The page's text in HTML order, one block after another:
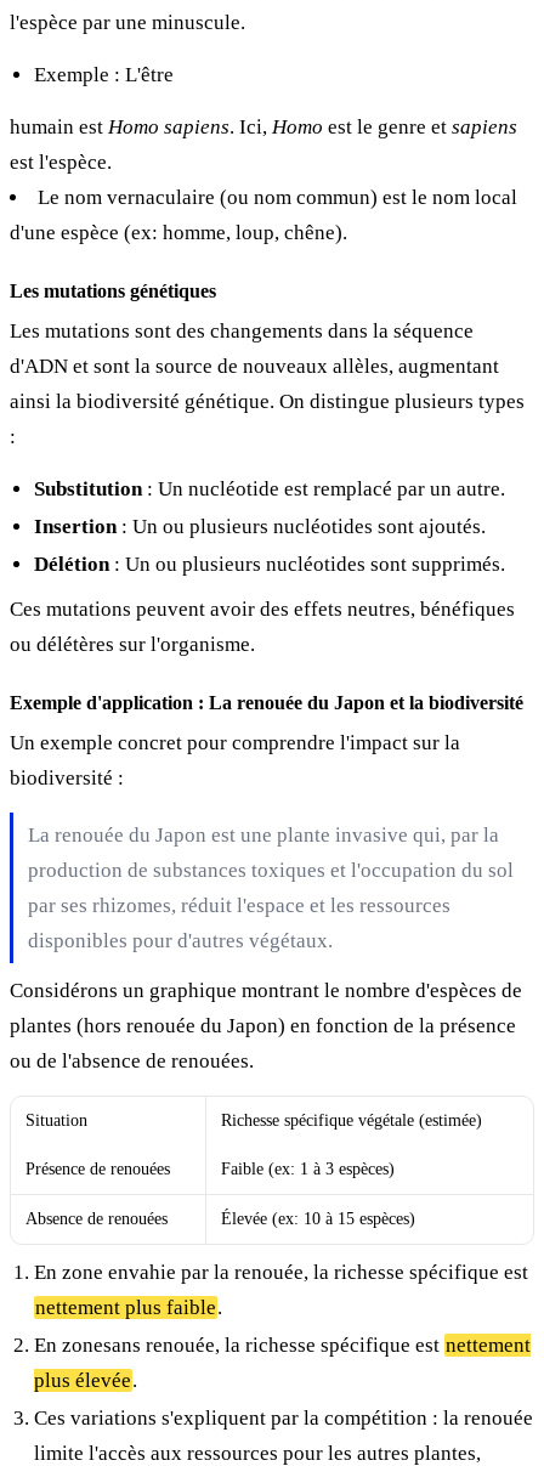
l'espèce par une minuscule.
Exemple : L'être
humain est Homo sapiens. Ici, Homo est le genre et sapiens
est l'espèce.
Le nom vernaculaire (ou nom commun) est le nom local
d'une espèce (ex: homme, loup, chêne).
Les mutations génétiques
Les mutations sont des changements dans la séquence
d'ADN et sont la source de nouveaux allèles, augmentant
ainsi la biodiversité génétique. On distingue plusieurs types
:
Substitution : Un nucléotide est remplacé par un autre.
Insertion : Un ou plusieurs nucléotides sont ajoutés.
Délétion : Un ou plusieurs nucléotides sont supprimés.
Ces mutations peuvent avoir des effets neutres, bénéfiques
ou délétères sur l'organisme.
Exemple d'application : La renouée du Japon et la biodiversité
Un exemple concret pour comprendre l'impact sur la
biodiversité :
La renouée du Japon est une plante invasive qui, par la
production de substances toxiques et l'occupation du sol
par ses rhizomes, réduit l'espace et les ressources
disponibles pour d'autres végétaux.
Considérons un graphique montrant le nombre d'espèces de
plantes (hors renouée du Japon) en fonction de la présence
ou de l'absence de renouées.
Situation Richesse spécifique végétale (estimée)
Présence de renouées Faible (ex: 1 à 3 espèces)
Absence de renouées Élevée (ex: 10 à 15 espèces)
En zone envahie par la renouée, la richesse spécifique est
nettement plus faible.
En zonesans renouée, la richesse spécifique est nettement
plus élevée.
Ces variations s'expliquent par la compétition : la renouée
limite l'accès aux ressources pour les autres plantes,